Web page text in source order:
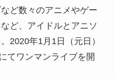
ど数々のアニメやゲー
ど、アイドルとアニソ
2020年1月1日（元日）
てワンマンライブを開